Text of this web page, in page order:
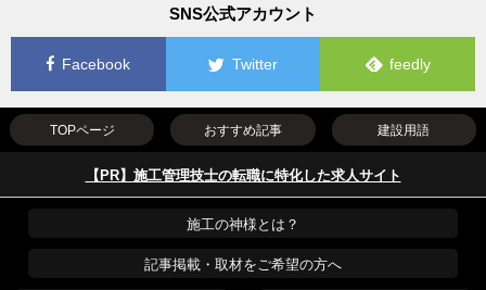
SNS公式アカウント
Facebook Twitter feedly
TOPページ おすすめ記事 建設用語
【PR】施工管理技士の転職に特化した求人サイト
施工の神様とは？
記事掲載・取材をご希望の方へ